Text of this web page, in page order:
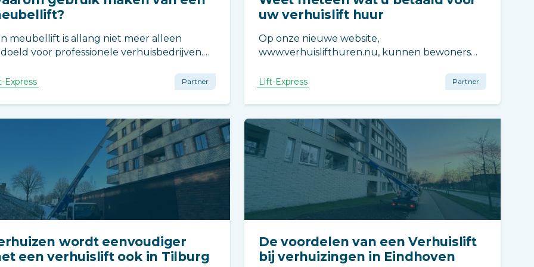
meubellift is allang niet meer alleen
voor professionele verhuisbedrijven.
Het bespaart tijd, voorkomt stress en
een verhuizing of levering een stuk
Express Partner
uw verhuislift huur
Op onze nieuwe website,
www.verhuislifthuren.nu, kunnen bewoners
kostencalculator. Het mooiste? Het bedrag dat
uit de calculator komt, is het bedrag dat
daadwerkelijk betaald wordt. Geen
verrassingen, geen extra kosten acht
Lift-Express Partner
wordt eenvoudiger
een verhuislift ook in Tilburg
De voordelen van een Verhuislift
bij verhuizingen in Eindhoven